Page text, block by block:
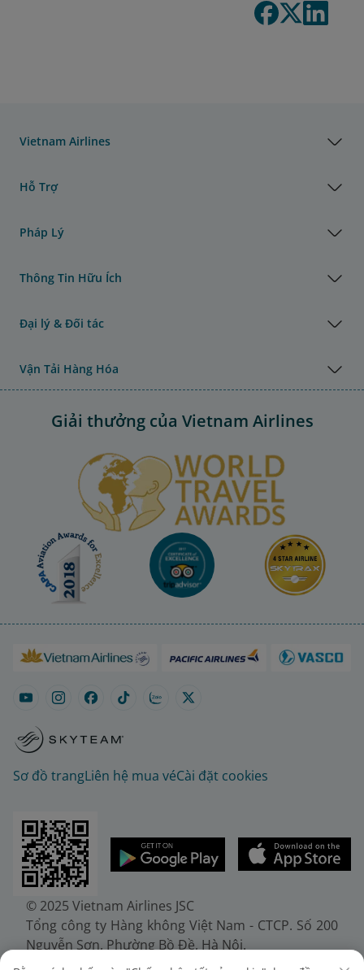
Vietnam Airlines
Hỗ Trợ
Pháp Lý
Thông Tin Hữu Ích
Đại lý & Đối tác
Vận Tải Hàng Hóa
Giải thưởng của Vietnam Airlines
Sơ đồ trangLiên hệ mua véCài đặt cookies
© 2025 Vietnam Airlines JSC
Tổng công ty Hàng không Việt Nam - CTCP. Số 200
Nguyễn Sơn, Phường Bồ Đề, Hà Nội.
Điện thoại: (+84-24) 38272289. Fax: (+84-24)